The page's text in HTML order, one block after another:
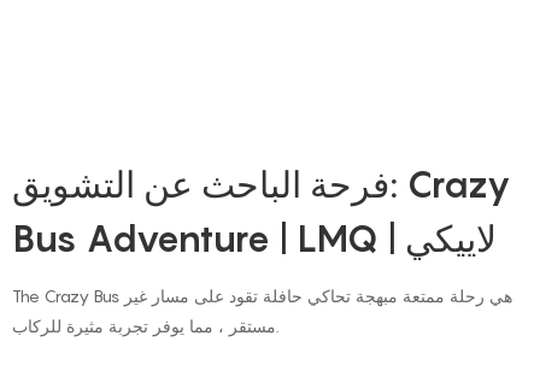
فرحة الباحث عن التشويق: Crazy
Bus Adventure | LMQ | لاييكي
The Crazy Bus هي رحلة ممتعة مبهجة تحاكي حافلة تقود على مسار غير